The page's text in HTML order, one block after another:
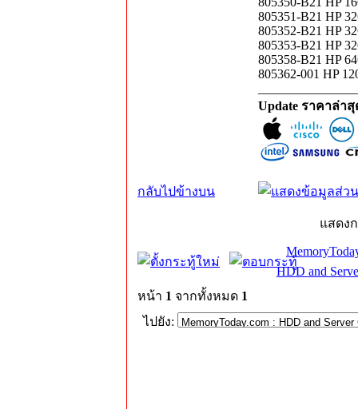
805351-B21 HP
805352-B21 HP
805353-B21 HP
805358-B21 HP
805362-001 HP
Update ราคาล่า
กลับไปข้างบน
แสดง
HDD and
หน้า 1 จากทั้งหมด 1
ไปยัง: